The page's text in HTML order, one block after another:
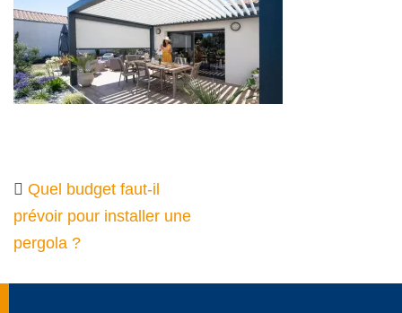
Quel budget faut-il
prévoir pour installer une
pergola ?